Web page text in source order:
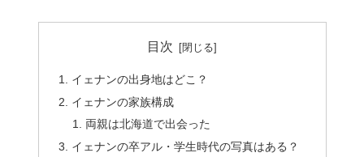
目次
イェナンの出身地はどこ？
イェナンの家族構成
両親は北海道で出会った
イェナンの卒アル・学生時代の写真はある？